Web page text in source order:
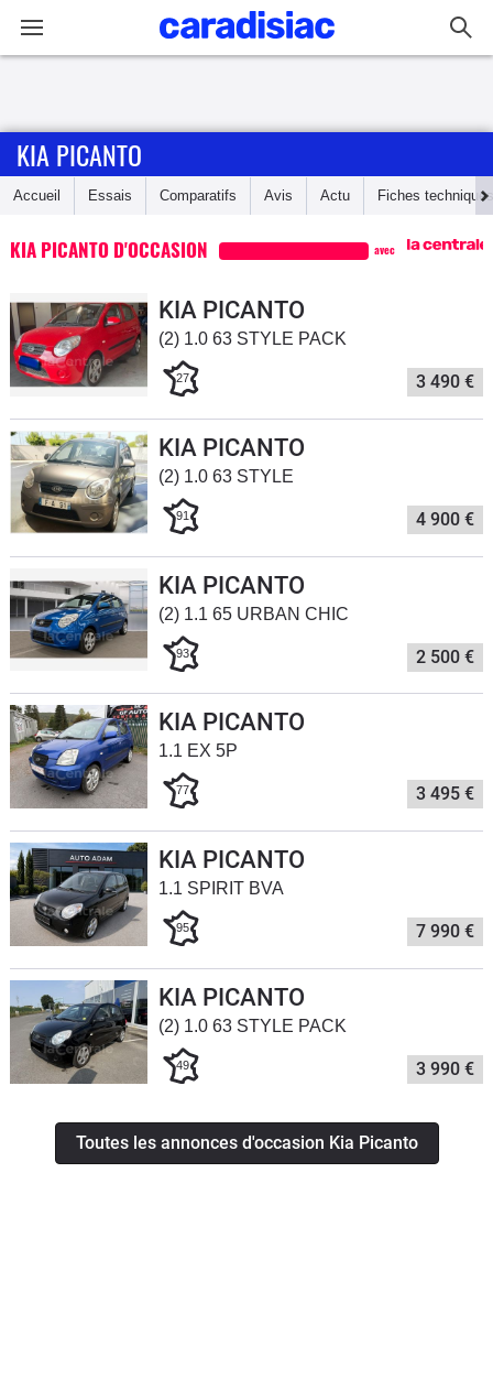
Accueil
Guide
d'achat
Utilitaires
Flottes
Services
Forum
Moto
Marques
KIA PICANTO
Accueil Essais Comparatifs Avis Actu Fiches techniques
KIA PICANTO D'OCCASION avec
KIA PICANTO
(2) 1.0 63 STYLE PACK
27 3 490 €
KIA PICANTO
(2) 1.0 63 STYLE
91 4 900 €
KIA PICANTO
(2) 1.1 65 URBAN CHIC
93 2 500 €
KIA PICANTO
1.1 EX 5P
77 3 495 €
KIA PICANTO
1.1 SPIRIT BVA
95 7 990 €
KIA PICANTO
(2) 1.0 63 STYLE PACK
49 3 990 €
Toutes les annonces d'occasion Kia Picanto